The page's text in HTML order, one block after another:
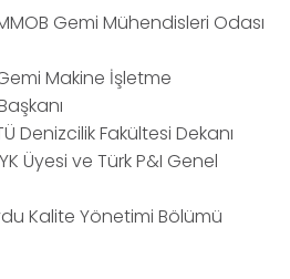
Gemi Mühendisleri Odası
Makine İşletme
Denizcilik Fakültesi Dekanı
Üyesi ve Türk P&I Genel
Kalite Yönetimi Bölümü